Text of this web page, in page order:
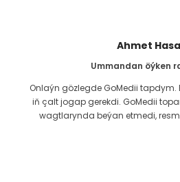
Ahmet
Ummandan öýken
Onlaýn gözlegde GoMedii
iň çalt jogap gerekdi. GoMedii
wagtlarynda beýan etmedi,